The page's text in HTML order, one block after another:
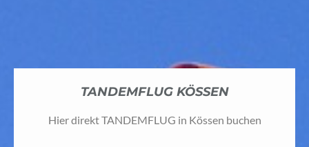
TANDEMFLUG KÖSSEN
Hier direkt TANDEMFLUG in Kössen buchen​